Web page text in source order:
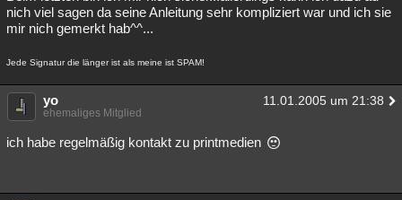
nich viel sagen da seine Anleitung sehr kompliziert war und ich sie
mir nich gemerkt hab^^...
Jede Signatur die länger ist als meine ist SPAM!
yo 11.01.2005 um 21:38
ehemaliges Mitglied
ich habe regelmäßig kontakt zu printmedien